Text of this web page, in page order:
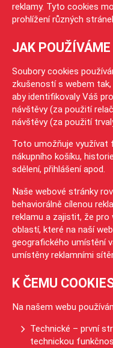
reklamy. Tyto cookies
prohlížení různých
JAK POUŽÍVÁME
Soubory cookies
zkušeností s webem
aby identifikovaly Váš
návštěvy (za použití
návštěvy (za použití
Toto umožňuje využívat
nákupního košíku,
sdělení, přihlášení apod.
Naše webové stránky
behaviorálně cílenou
reklamu a zajistit, že pro
oblastí, které na naší
geografického umístění
umístěny reklamními
K ČEMU
Na našem webu
Technické – první
technickou